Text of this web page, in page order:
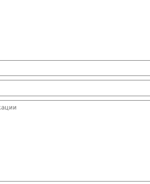
Посмотреть...